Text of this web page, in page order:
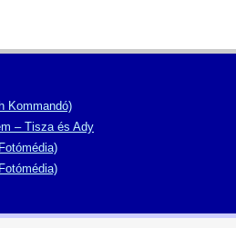
Kommandó)
– Tisza és Ady